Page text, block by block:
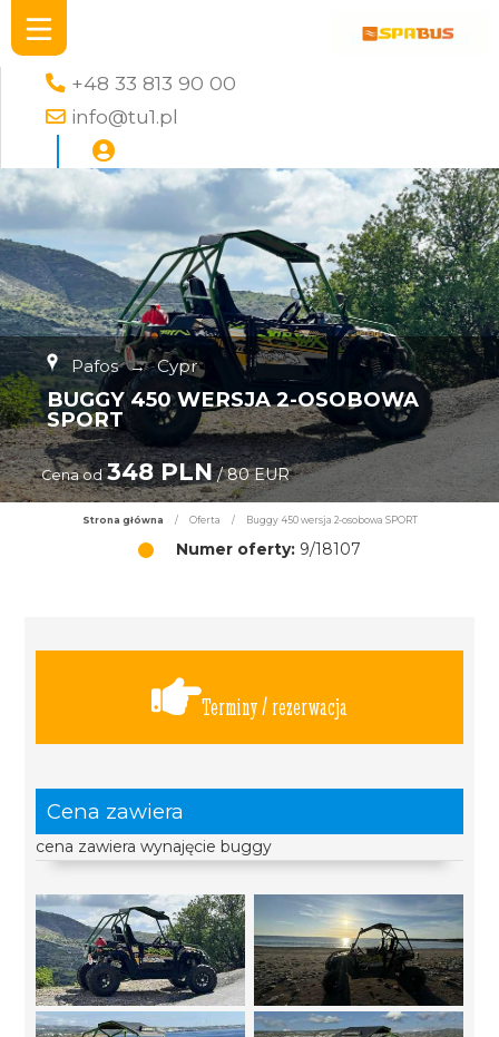
+48 33 813 90 00
info@tu1.pl
Pafos → Cypr
BUGGY 450 WERSJA 2-OSOBOWA
SPORT
Cena od 348 PLN/ 80 EUR
Strona główna / Oferta / Buggy 450 wersja 2-osobowa SPORT
Numer oferty: 9/18107
Terminy / rezerwacja
Cena zawiera
cena zawiera wynajęcie buggy